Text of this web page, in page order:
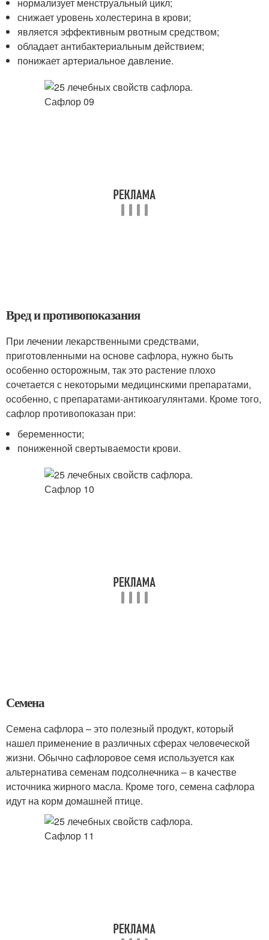
снижает уровень холестерина в крови;
является эффективным рвотным средством;
обладает антибактериальным действием;
понижает артериальное давление.
Вред и противопоказания
При лечении лекарственными средствами,
приготовленными на основе сафлора, нужно быть
особенно осторожным, так это растение плохо
сочетается с некоторыми медицинскими препаратами,
особенно, с препаратами-антикоагулянтами. Кроме того,
сафлор противопоказан при:
беременности;
пониженной свертываемости крови.
Семена
Семена сафлора – это полезный продукт, который
нашел применение в различных сферах человеческой
жизни. Обычно сафлоровое семя используется как
альтернатива семенам подсолнечника – в качестве
источника жирного масла. Кроме того, семена сафлора
идут на корм домашней птице.